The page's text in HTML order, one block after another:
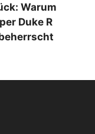
Warum
Duke R